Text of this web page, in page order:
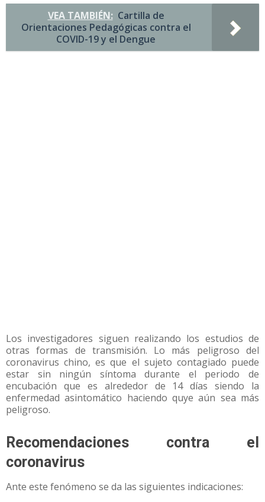
VEA TAMBIÉN: Cartilla de
Orientaciones Pedagógicas contra el
COVID-19 y el Dengue
Los investigadores siguen realizando los estudios de
otras formas de transmisión. Lo más peligroso del
coronavirus chino, es que el sujeto contagiado puede
estar sin ningún síntoma durante el periodo de
encubación que es alrededor de 14 días siendo la
enfermedad asintomático haciendo quye aún sea más
peligroso.
Recomendaciones contra el
coronavirus
Ante este fenómeno se da las siguientes indicaciones: